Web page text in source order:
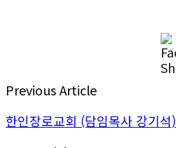
Previous Article
한인장로교회 (담임목사 강기석)